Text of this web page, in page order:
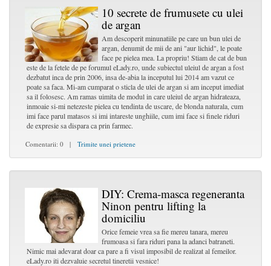
10 secrete de frumusete cu ulei
de argan
Am descoperit minunatiile pe care un bun ulei de
argan, denumit de mii de ani "aur lichid", le poate
face pe pielea mea. La propriu! Stiam de cat de bun
este de la fetele de pe forumul eLady.ro, unde subiectul uleiul de argan a fost
dezbatut inca de prin 2006, insa de-abia la inceputul lui 2014 am vazut ce
poate sa faca. Mi-am cumparat o sticla de ulei de argan si am inceput imediat
sa il folosesc. Am ramas uimita de modul in care uleiul de argan hidrateaza,
inmoaie si-mi netezeste pielea cu tendinta de uscare, de blonda naturala, cum
imi face parul matasos si imi intareste unghiile, cum imi face si finele riduri
de expresie sa dispara ca prin farmec.
Comentarii: 0 | Trimite unei prietene
DIY: Crema-masca regeneranta
Ninon pentru lifting la
domiciliu
Orice femeie vrea sa fie mereu tanara, mereu
frumoasa si fara riduri pana la adanci batraneti.
Nimic mai adevarat doar ca pare a fi visul imposibil de realizat al femeilor.
eLady.ro iti dezvaluie secretul tineretii vesnice!